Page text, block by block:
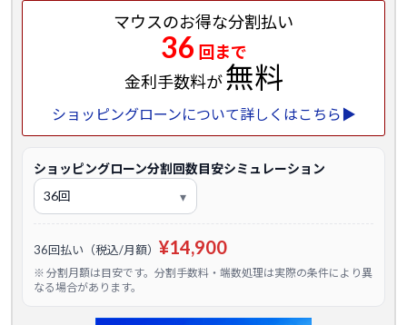
マウスのお得な分割払い
36 回まで
金利手数料が無料
ショッピングローンについて詳しくはこちら▶
ショッピングローン分割回数目安シミュレーション
36回払い（税込/月額） ¥14,900
※ 分割月額は目安です。分割手数料・端数処理は実際の条件により異
なる場合があります。